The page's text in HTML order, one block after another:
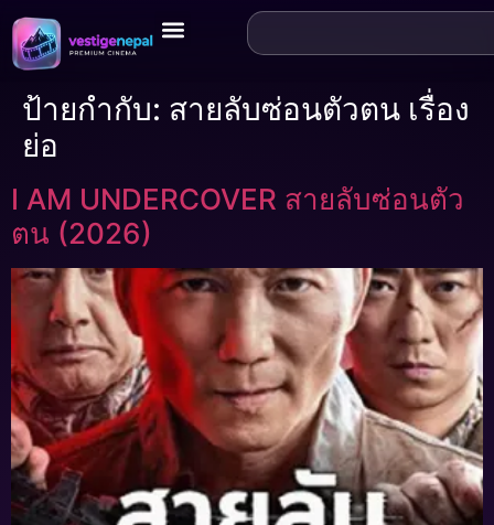
ป้ายกำกับ: สายลับซ่อนตัวตน เรื่อง
ย่อ
I AM UNDERCOVER สายลับซ่อนตัว
ตน (2026)